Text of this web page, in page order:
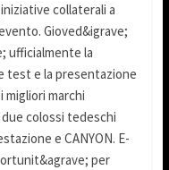
collaterali a
Gioved&igrave;
ufficialmente la
test e la presentazione
migliori marchi
colossi tedeschi
e CANYON. E-
per